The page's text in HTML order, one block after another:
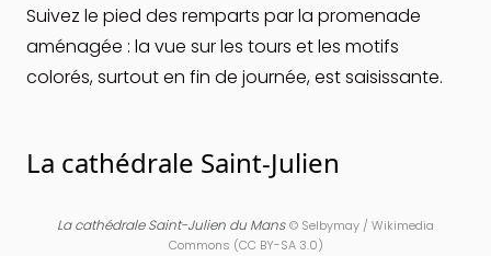
Suivez le pied des remparts par la promenade
aménagée : la vue sur les tours et les motifs
colorés, surtout en fin de journée, est saisissante.
La cathédrale Saint-Julien
La cathédrale Saint-Julien du Mans © Selbymay / Wikimedia
Commons (CC BY-SA 3.0)